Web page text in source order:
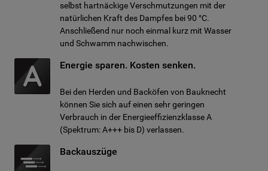
selbst hartnäckige Verschmutzungen mit der
natürlichen Kraft des Dampfes bei 90 °C.
Anschließend nur noch einmal kurz mit Wasser
und Schwamm nachwischen.
Energie sparen. Kosten senken.
Bei den Herden und Backöfen von Bauknecht
können Sie sich auf einen sehr geringen
Verbrauch in der Energieeffizienzklasse A
(Spektrum: A+++ bis D) verlassen.
Backauszüge